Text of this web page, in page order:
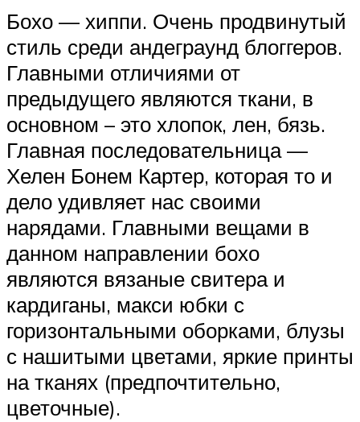
Бохо — хиппи. Очень продвинутый
стиль среди андеграунд блоггеров.
Главными отличиями от
предыдущего являются ткани, в
основном – это хлопок, лен, бязь.
Главная последовательница —
Хелен Бонем Картер, которая то и
дело удивляет нас своими
нарядами. Главными вещами в
данном направлении бохо
являются вязаные свитера и
кардиганы, макси юбки с
горизонтальными оборками, блузы
с нашитыми цветами, яркие принты
на тканях (предпочтительно,
цветочные).